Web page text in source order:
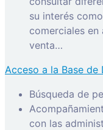
su interés
comerciales en
venta…
Acceso a la Base de
Búsqueda de
con las